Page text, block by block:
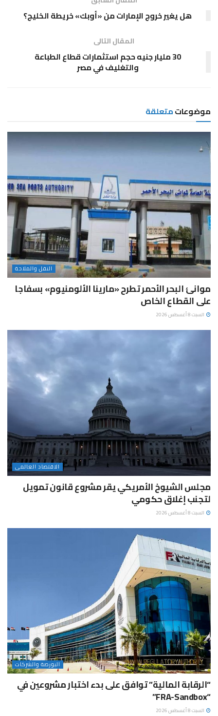
هل يغير خروج الإمارات من «أوبك» خريطة الخليج؟
المقال التالى
30 مليار جنيه حجم استثمارات قطاع الطباعة
والتغليف في مصر
موضوعاتمتعلقة
النقل والملاحة
موانئ البحر الأحمر تطرح «مارينا الألومنيوم» بسفاجا
على القطاع الخاص
السبت 8 أغسطس 2026
الاقتصاد العالمى
مجلس الشيوخ الأمريكي يقر مشروع قانون تمويل
لتجنب إغلاق حكومي
السبت 8 أغسطس 2026
البورصة والشركات
“الرقابة المالية” توافق على بدء اختبار مشروعين في
“FRA-Sandbox”
السبت 8 أغسطس 2026